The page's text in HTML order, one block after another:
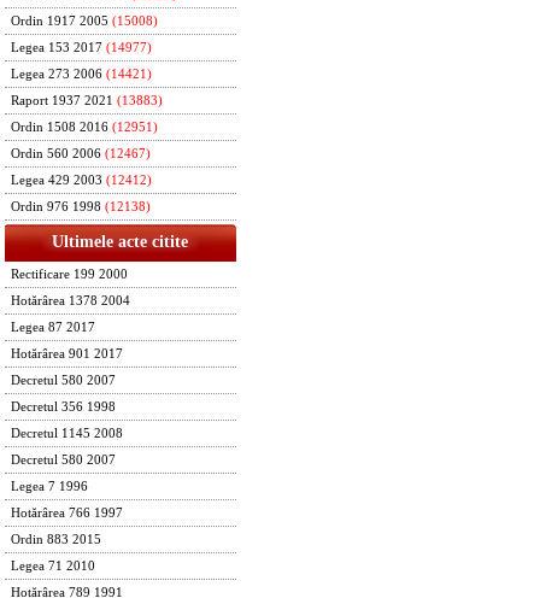
Ordin 1917 2005 (15008)
Legea 153 2017 (14977)
Legea 273 2006 (14421)
Raport 1937 2021 (13883)
Ordin 1508 2016 (12951)
Ordin 560 2006 (12467)
Legea 429 2003 (12412)
Ordin 976 1998 (12138)
Ultimele acte citite
Rectificare 199 2000
Hotărârea 1378 2004
Legea 87 2017
Hotărârea 901 2017
Decretul 580 2007
Decretul 356 1998
Decretul 1145 2008
Decretul 580 2007
Legea 7 1996
Hotărârea 766 1997
Ordin 883 2015
Legea 71 2010
Hotărârea 789 1991